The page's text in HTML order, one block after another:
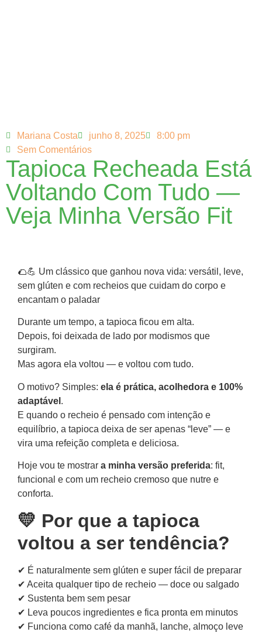
Mariana Costa junho 8, 2025
8:00 pm
Sem Comentários
Tapioca Recheada Está
Voltando Com Tudo —
Veja Minha Versão Fit
🌮💪 Um clássico que ganhou nova vida: versátil, leve,
sem glúten e com recheios que cuidam do corpo e
encantam o paladar
Durante um tempo, a tapioca ficou em alta.
Depois, foi deixada de lado por modismos que
surgiram.
Mas agora ela voltou — e voltou com tudo.
O motivo? Simples: ela é prática, acolhedora e 100%
adaptável .
E quando o recheio é pensado com intenção e
equilíbrio, a tapioca deixa de ser apenas “leve” — e
vira uma refeição completa e deliciosa.
Hoje vou te mostrar a minha versão preferida: fit,
funcional e com um recheio cremoso que nutre e
conforta.
💛 Por que a tapioca
voltou a ser tendência?
✔ É naturalmente sem glúten e super fácil de preparar
✔ Aceita qualquer tipo de recheio — doce ou salgado
✔ Sustenta bem sem pesar
✔ Leva poucos ingredientes e fica pronta em minutos
✔ Funciona como café da manhã, lanche, almoço leve